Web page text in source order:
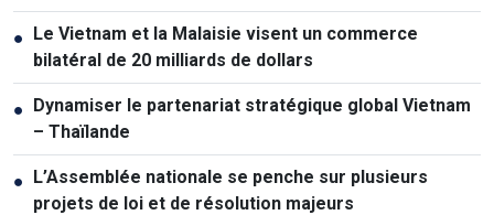
● Le Vietnam et la Malaisie visent un commerce
bilatéral de 20 milliards de dollars
● Dynamiser le partenariat stratégique global Vietnam
– Thaïlande
● L’Assemblée nationale se penche sur plusieurs
projets de loi et de résolution majeurs